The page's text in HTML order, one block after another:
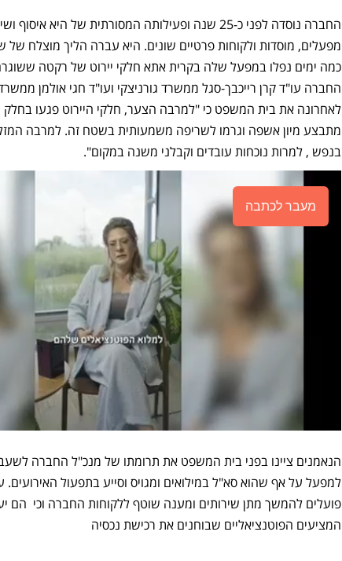
בנפש , למרות נוכחות עובדים וקבלני משנה במקום".
מעבר לכתבה
המציעים הפוטנציאליים שבוחנים את רכישת נכסיה